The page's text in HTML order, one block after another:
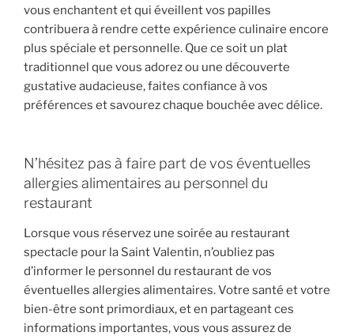
vous enchantent et qui éveillent vos papilles
contribuera à rendre cette expérience culinaire encore
plus spéciale et personnelle. Que ce soit un plat
traditionnel que vous adorez ou une découverte
gustative audacieuse, faites confiance à vos
préférences et savourez chaque bouchée avec délice.
N’hésitez pas à faire part de vos éventuelles
allergies alimentaires au personnel du
restaurant
Lorsque vous réservez une soirée au restaurant
spectacle pour la Saint Valentin, n’oubliez pas
d’informer le personnel du restaurant de vos
éventuelles allergies alimentaires. Votre santé et votre
bien-être sont primordiaux, et en partageant ces
informations importantes, vous vous assurez de